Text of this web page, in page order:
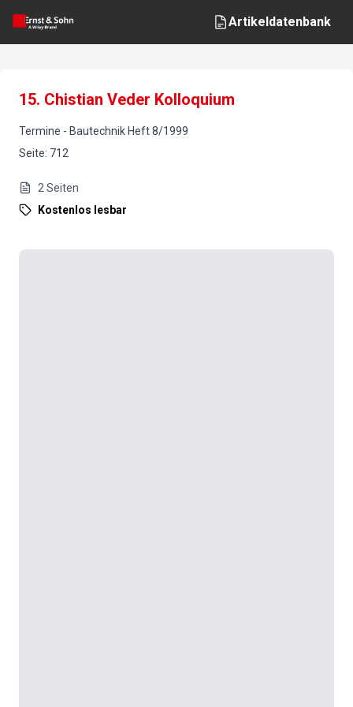
Artikeldatenbank
15. Chistian Veder Kolloquium
Termine - Bautechnik Heft8/1999
Seite: 712
2 Seiten
Kostenlos lesbar